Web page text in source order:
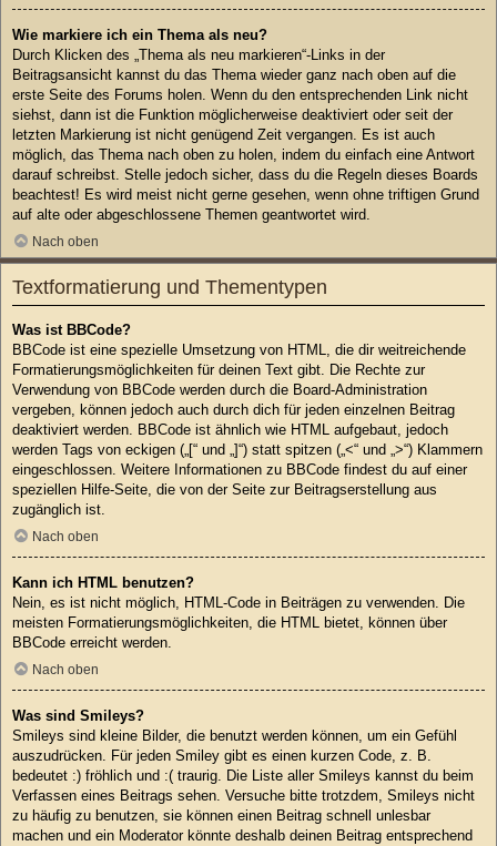
Wie markiere ich ein Thema als neu?
Durch Klicken des „Thema als neu markieren“-Links in der
Beitragsansicht kannst du das Thema wieder ganz nach oben auf die
erste Seite des Forums holen. Wenn du den entsprechenden Link nicht
siehst, dann ist die Funktion möglicherweise deaktiviert oder seit der
letzten Markierung ist nicht genügend Zeit vergangen. Es ist auch
möglich, das Thema nach oben zu holen, indem du einfach eine Antwort
darauf schreibst. Stelle jedoch sicher, dass du die Regeln dieses Boards
beachtest! Es wird meist nicht gerne gesehen, wenn ohne triftigen Grund
auf alte oder abgeschlossene Themen geantwortet wird.
Nach oben
Textformatierung und Thementypen
Was ist BBCode?
BBCode ist eine spezielle Umsetzung von HTML, die dir weitreichende
Formatierungsmöglichkeiten für deinen Text gibt. Die Rechte zur
Verwendung von BBCode werden durch die Board-Administration
vergeben, können jedoch auch durch dich für jeden einzelnen Beitrag
deaktiviert werden. BBCode ist ähnlich wie HTML aufgebaut, jedoch
werden Tags von eckigen („[“ und „]“) statt spitzen („<“ und „>“) Klammern
eingeschlossen. Weitere Informationen zu BBCode findest du auf einer
speziellen Hilfe-Seite, die von der Seite zur Beitragserstellung aus
zugänglich ist.
Nach oben
Kann ich HTML benutzen?
Nein, es ist nicht möglich, HTML-Code in Beiträgen zu verwenden. Die
meisten Formatierungsmöglichkeiten, die HTML bietet, können über
BBCode erreicht werden.
Nach oben
Was sind Smileys?
Smileys sind kleine Bilder, die benutzt werden können, um ein Gefühl
auszudrücken. Für jeden Smiley gibt es einen kurzen Code, z. B.
bedeutet :) fröhlich und :( traurig. Die Liste aller Smileys kannst du beim
Verfassen eines Beitrags sehen. Versuche bitte trotzdem, Smileys nicht
zu häufig zu benutzen, sie können einen Beitrag schnell unlesbar
machen und ein Moderator könnte deshalb deinen Beitrag entsprechend